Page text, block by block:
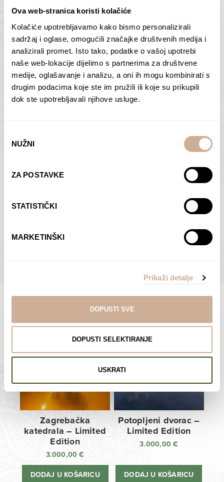
Ova web-stranica koristi kolačiće
Kolačiće upotrebljavamo kako bismo personalizirali
sadržaj i oglase, omogućili značajke društvenih medija i
analizirali promet. Isto tako, podatke o vašoj upotrebi
naše web-lokacije dijelimo s partnerima za društvene
medije, oglašavanje i analizu, a oni ih mogu kombinirati s
drugim podacima koje ste im pružili ili koje su prikupili
dok ste upotrebljavali njihove usluge.
pristanka
NUŽNI
ZA POSTAVKE
STATISTIČKI
MARKETINŠKI
Prikaži detalje
DOPUSTI SVE
DOPUSTI SELEKTIRANJE
USKRATI
Butan – ljudi 2
75,00€ – 138,00€Raspon
cijena:
od
75,00 €
138,00 €
ODABERI OPCIJE
Antarktika – krajolik
2
75,00€ – 138,00€Raspon
cijena:
od
ODABERI OPCIJE
Dolac
ODABERI OPCIJE
Moreškanti – sjena
€Raspon
od
75,00 €
do
138,00 €
ODABERI OPCIJE
POGLEDAJTE SVE PROIZVODE U OVOJ KATEGORIJI
Limited Edition Fotografije
Zagrebačka
katedrala – Limited
Edition
3.000,00€
DODAJ U KOŠARICU
Potopljeni dvorac –
Limited Edition
3.000,00€
DODAJ U KOŠARICU